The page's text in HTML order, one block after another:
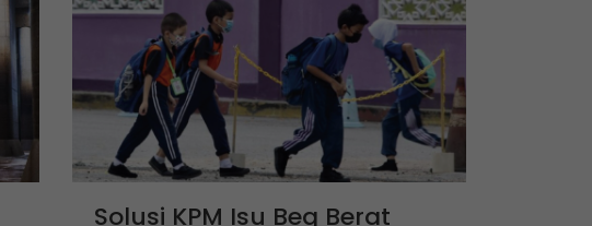
Solusi KPM Isu Beg Berat